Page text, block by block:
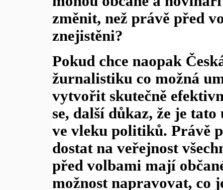
změnit, než právě před
znejistěni?
Pokud chce naopak
žurnalistiku co možná
vytvořit skutečně
se, další důkaz, že je
ve vleku politiků. Právě
dostat na veřejnost
před volbami mají
možnost napravovat, co